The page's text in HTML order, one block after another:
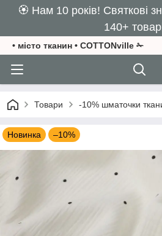
🏵️ Нам 10 років! Святкові
140+
• місто тканин • COTTONville ✁
Товари -10% шматочки
Новинка –10%